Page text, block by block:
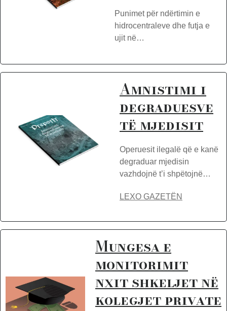
Punimet për ndërtimin e
hidrocentraleve dhe futja e
ujit në…
Amnistimi i
degraduesve
të mjedisit
Operuesit ilegalë që e kanë
degraduar mjedisin
vazhdojnë t’i shpëtojnë…
LEXO GAZETËN
Mungesa e
monitorimit
nxit shkeljet në
kolegjet private